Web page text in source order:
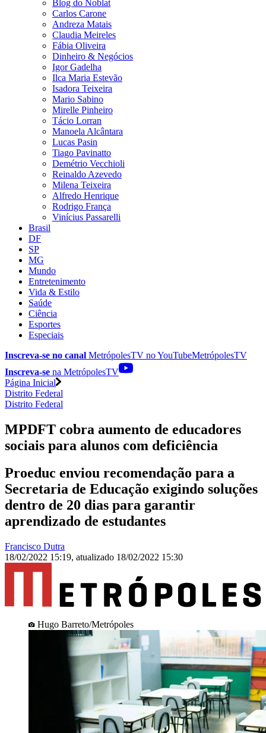
Blog do Noblat
Carlos Carone
Andreza Matais
Claudia Meireles
Fábia Oliveira
Dinheiro & Negócios
Igor Gadelha
Ilca Maria Estevão
Isadora Teixeira
Mario Sabino
Mirelle Pinheiro
Tácio Lorran
Manoela Alcântara
Lucas Pasin
Tiago Pavinatto
Demétrio Vecchioli
Reinaldo Azevedo
Milena Teixeira
Alfredo Henrique
Rodrigo França
Vinícius Passarelli
Brasil
DF
SP
MG
Mundo
Entretenimento
Vida & Estilo
Saúde
Ciência
Esportes
Especiais
Inscreva-se no canal MetrópolesTV noYouTubeMetrópolesTV
Inscreva-se na MetrópolesTV
Página Inicial
Distrito Federal
Distrito Federal
MPDFT cobra aumento de educadores
sociais para alunos com deficiência
Proeduc enviou recomendação para a
Secretaria de Educação exigindo soluções
dentro de 20 dias para garantir
aprendizado de estudantes
Francisco Dutra
18/02/2022 15:19, atualizado 18/02/2022 15:30
Hugo Barreto/Metrópoles